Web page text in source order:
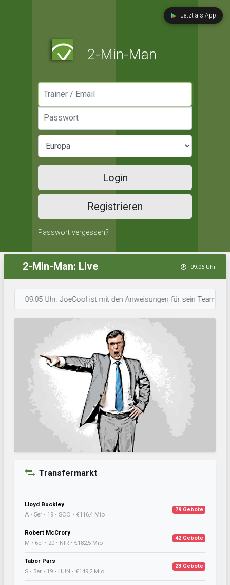
Jetzt als App
2-Min-Man
Login
Registrieren
Passwort vergessen?
2-Min-Man: Live 09:06 Uhr
09:05 Uhr: JoeCool ist mit den Anweisungen für sein Team
Transfermarkt
Lloyd Buckley
A • 5er • 19 • SCO • €116,4 Mio
79 Gebote
Robert McCrory
M • 6er • 20 • NIR • €182,5 Mio
42 Gebote
Tabor Pars
S • 5er • 19 • HUN • €149,2 Mio
23 Gebote